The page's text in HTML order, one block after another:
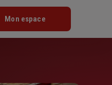
Mon espace